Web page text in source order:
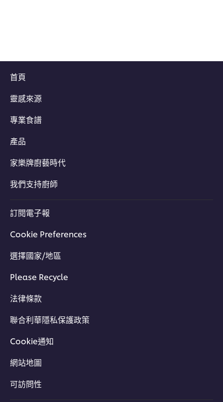
首頁
靈感來源
專業食譜
產品
家樂牌廚藝時代
我們支持廚師
訂閱電子報
Cookie Preferences
選擇國家/地區
Please Recycle
法律條款
聯合利華隱私保護政策
Cookie通知
網站地圖
可訪問性